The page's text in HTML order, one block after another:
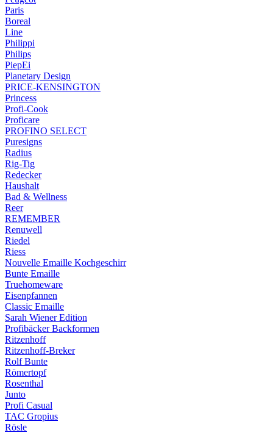
Paris
Boreal
Line
Philippi
Philips
PiepEi
Planetary Design
PRICE-KENSINGTON
Princess
Profi-Cook
Proficare
PROFINO SELECT
Puresigns
Radius
Rig-Tig
Redecker
Haushalt
Bad & Wellness
Reer
REMEMBER
Renuwell
Riedel
Riess
Nouvelle Emaille Kochgeschirr
Bunte Emaille
Truehomeware
Eisenpfannen
Classic Emaille
Sarah Wiener Edition
Profibäcker Backformen
Ritzenhoff
Ritzenhoff-Breker
Rolf Bunte
Römertopf
Rosenthal
Junto
Profi Casual
TAC Gropius
Rösle